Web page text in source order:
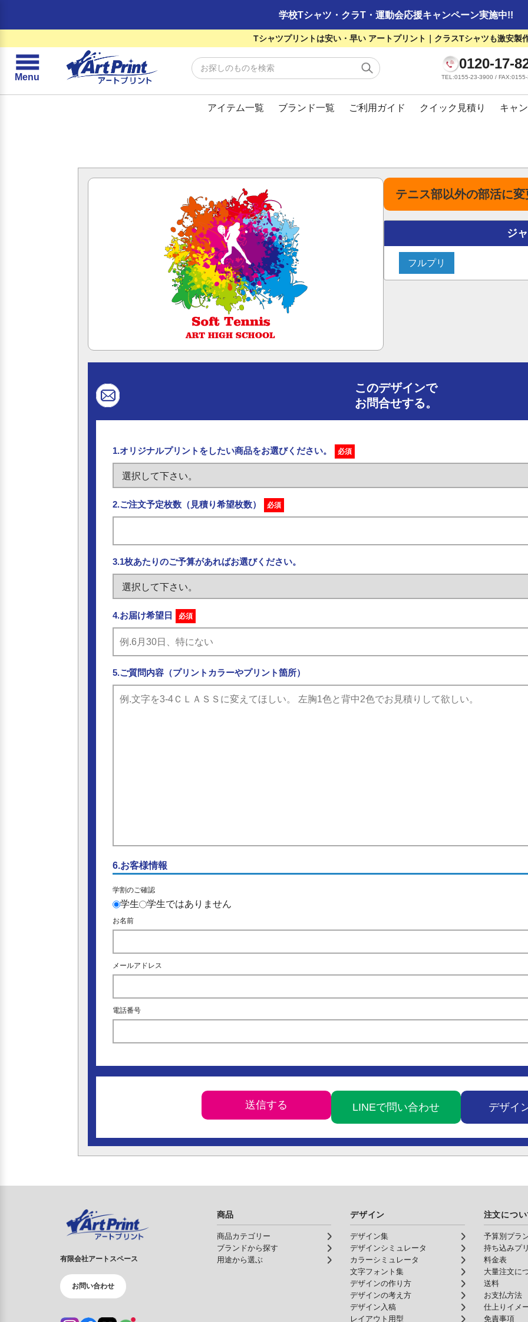
学校Tシャツ・クラT・運動会応援キャンペーン実施中!!
Tシャツプリントは安い・早い アートプリント｜クラスTシャツも激安製
☰
Menu
0120-17-
TEL:0155-23-3900 /
アイテム一覧 ブランド一覧 ご利用ガイド クイック見積り キャ
テニス部以外の部活に
ジ
フルプリ
このデザインで
お問合せする。
1.オリジナルプリントをしたい商品をお選びください。 必須
2.ご注文予定枚数（見積り希望枚数） 必須
3.1枚あたりのご予算があればお選びください。
4.お届け希望日 必須
5.ご質問内容（プリントカラーやプリント箇所）
6.お客様情報
学割のご確認
学生 学生ではありません
お名前
メールアドレス
電話番号
LINEで問い合わせ デザイ
有限会社アートスペース
お問い合わせ
商品
商品カテゴリー
ブランドから探す
用途から選ぶ
デザイン
デザイン集
デザインシミュレータ
カラーシミュレータ
文字フォント集
デザインの作り方
デザインの考え方
デザイン入稿
レイアウト用型
注文につ
予算別プラ
持ち込みプ
料金表
大量注文に
送料
お支払方法
仕上りイメ
免責事項